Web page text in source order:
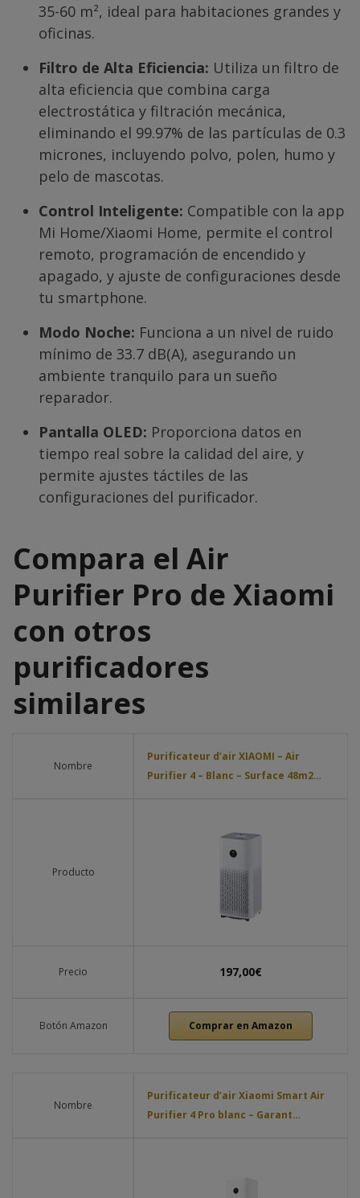
35-60 m², ideal para habitaciones grandes y
oficinas.
Filtro de Alta Eficiencia: Utiliza un filtro de
alta eficiencia que combina carga
electrostática y filtración mecánica,
eliminando el 99.97% de las partículas de 0.3
micrones, incluyendo polvo, polen, humo y
pelo de mascotas.
Control Inteligente: Compatible con la app
Mi Home/Xiaomi Home, permite el control
remoto, programación de encendido y
apagado, y ajuste de configuraciones desde
tu smartphone.
Modo Noche: Funciona a un nivel de ruido
mínimo de 33.7 dB(A), asegurando un
ambiente tranquilo para un sueño
reparador.
Pantalla OLED: Proporciona datos en
tiempo real sobre la calidad del aire, y
permite ajustes táctiles de las
configuraciones del purificador.
Compara el Air
Purifier Pro de Xiaomi
con otros
purificadores
similares
Nombre
Purificateur d’air XIAOMI – Air
Purifier 4 – Blanc – Surface 48m2…
Producto
Precio 197,00€
Botón Amazon Comprar en Amazon
Nombre
Purificateur d’air Xiaomi Smart Air
Purifier 4 Pro blanc – Garant…